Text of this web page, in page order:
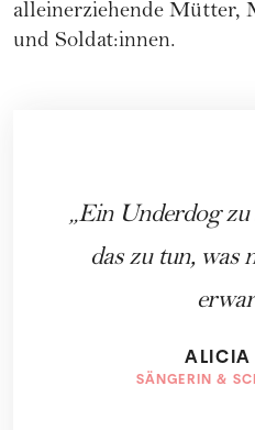
alleinerziehende Mütter,
und Soldat:innen.
Ein Underdog zu
das zu tun, was
ALICIA
SÄNGERIN &